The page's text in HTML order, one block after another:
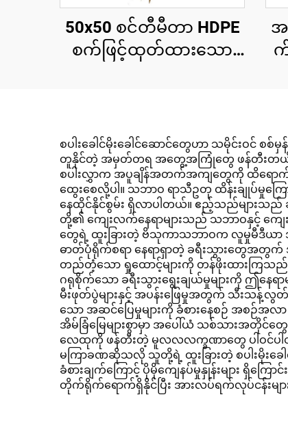
50x50 စင်တီမီတာ HDPE
စက်ဖြင့်ထုတ်ထားသော
သောဒေသရှိ အပန်းဖြေ
စခန်းများအတွက်
အ
စပါးခေါင်မိုးခေါင်ဆောင်တွေဟာ သမိုင်းဝင် စ
တူနိုင်တဲ့ အမှတ်တရ အတွေ့အကြုံတွေ ဖန်တီးတယ်
စပါးလွှာက အပူချိန်အတက်အကျတွေကို ထိရောက်
ထွေးစေလို့ပါ။ သဘာဝ ရာသီဥတု ထိန်းချုပ်မှုကြ
နေထိုင်နိုင်စွမ်း ရှိလာပါတယ်။ ဧည့်သည်များသည် ဆည်
တို့၏ ကျေးလက်နေရာများသည် သဘာဝနှင့် က
တွေရဲ့ ထူးခြားတဲ့ ဗိသုကာသဘာဝက လူမှုမီဒီယာ
ဓာတ်ပုံရိုက်စရာ နေရာရှာတဲ့ ခရီးသွားတွေအတွက် အ
တည်တံ့သော ရှုထောင့်များကို တန်ဖိုးထားကြသည်မှ
ဂရုစိုက်သော ခရီးသွားရွေးချယ်မှုများကို ဤနေရာမျ
မီးဖုတ်ပွဲများနှင့် အပန်းဖြေမှုအတွက် သီးသန့်လွတ်
သော အဆင်ပြေမှုများကို ခံစားနေစဉ် အစဉ်
အိမ်ခြံမြေများစွာမှာ အပေါ်ယံ သစ်သားအတိုင်
လေထုကို ဖန်တီးတဲ့ မူလလလက္ခဏာတွေ ပါဝင်ပ
မကြာခဏဆိုသလို သူတို့ရဲ့ ထူးခြားတဲ့ စပါးမိုးခေါင်
ခံစားချက်ကြောင့် ပိုမိုကျေနပ်မှုနှုန်းများ ရှိကြေ
တိုက်ရိုက်ရောက်ရှိနိုင်ပြီး အားလပ်ရက်လုပ်ငန်းမျာ